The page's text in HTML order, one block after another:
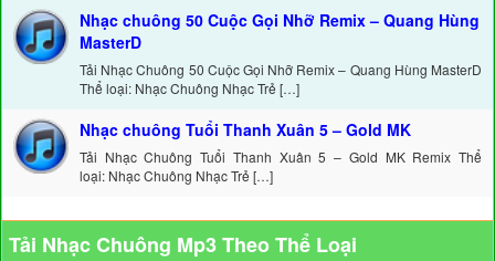
Nhạc chuông 50 Cuộc Gọi Nhỡ Remix – Quang Hùng
MasterD
Tải Nhạc Chuông 50 Cuộc Gọi Nhỡ Remix – Quang Hùng MasterD
Thể loại: Nhạc Chuông Nhạc Trẻ […]
Nhạc chuông Tuổi Thanh Xuân 5 – Gold MK
Tải Nhạc Chuông Tuổi Thanh Xuân 5 – Gold MK Remix Thể
loại: Nhạc Chuông Nhạc Trẻ […]
Tải Nhạc Chuông Mp3 Theo Thể Loại